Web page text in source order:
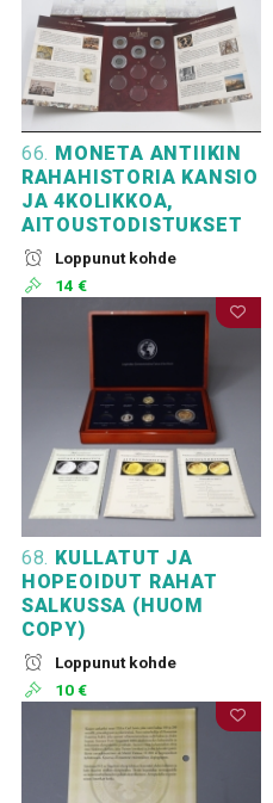
66. MONETA ANTIIKIN
RAHAHISTORIA KANSIO
JA 4KOLIKKOA,
AITOUSTODISTUKSET
Loppunut kohde
14 €
68. KULLATUT JA
HOPEOIDUT RAHAT
SALKUSSA (HUOM
COPY)
Loppunut kohde
10 €